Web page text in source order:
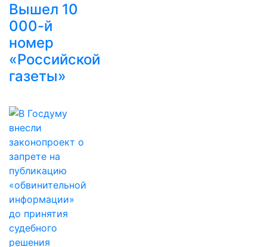
Вышел 10
000-й
номер
«Российской
газеты»